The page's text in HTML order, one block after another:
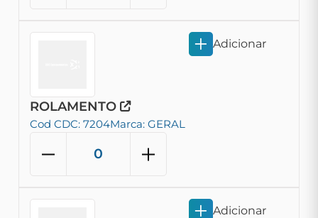
ROLAMENTO
Cod CDC: 7204Marca: GERAL
Adicionar
Adicionar